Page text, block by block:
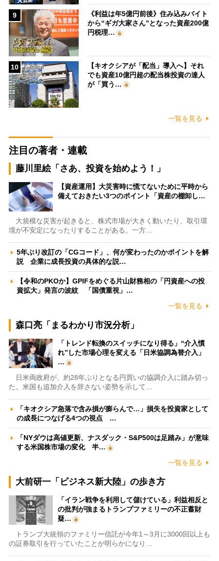
9
《利益は年5億円前後》住み込みバイト
から“ギガ大家さん”となった資産200億
円税理…
10
【キオクシアが「配当」導入へ】それ
でも資産10億円超の配当株投資の達人
が「買う…
一覧を見る
注目の著者・連載
藤川里絵「さあ、投資を始めよう！」
【資産運用】大災害時に慌てないために平時から
備えておきたい3つのポイント「資産の棚卸し…
大規模な災害が起きると、株式市場が大きく動いたり、取引環
境が不安定になったりすることがある。一方…
5年ぶり改訂の「CGコード」、何が変わったのかポイントを解
説 企業に成長投資の具体的な説…
【令和のPKOか】GPIFをめぐる片山財務相の「円資産への投
資拡大」発言の波紋 「国債重視」…
一覧を見る
森口亮「まるわかり市況分析」
「トレンド転換のスイッチになり得る」“介入慣
れ”した市場心理を変える「日米協調為替介入」
…
日米両政府が、約28年ぶりとなる円買いの協調介入に踏み切っ
た。米国も追加介入を辞さない姿勢を示して…
「キオクシア急落で含み損が膨らんで…」損失を投資家として
の成長につなげる4つの視点 …
「NYダウは高値更新、ナスダック・S&P500は足踏み」が意味
する米国株市場の変化 半…
一覧を見る
大前研一「ビジネス新大陸」の歩き方
「イラン戦争を利用して儲けている」利益相反と
の批判が強まるトランプファミリーの不正蓄財
疑…
トランプ大統領のファミリー信託が今年1～3月に3000回以上も
の証券取引を行っていたことが明らかになり…